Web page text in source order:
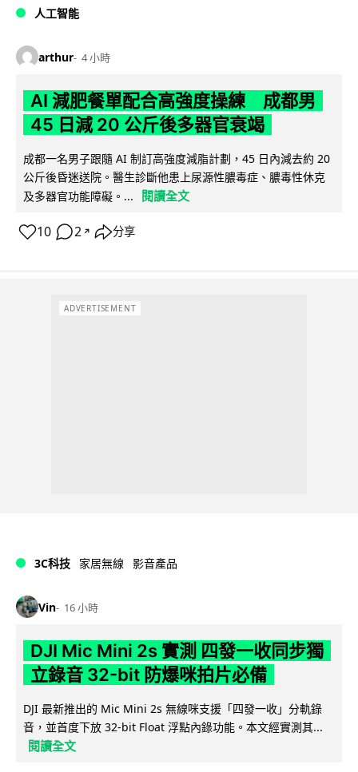
人工智能
arthur 4 小時
AI 減肥餐單配合高強度操練 成都男
45 日減 20 公斤後多器官衰竭
成都一名男子跟隨 AI 制訂高強度減脂計劃，45 日內減去約 20
公斤後昏迷送院。醫生診斷他患上尿源性膿毒症、膿毒性休克
及多器官功能障礙。...
閱讀全文
10 2 ↗ 分享
ADVERTISEMENT
3C科技 家居無線 影音產品
Vin 16 小時
DJI Mic Mini 2s 實測 四發一收同步獨
立錄音 32-bit 防爆咪拍片必備
DJI 最新推出的 Mic Mini 2s 無線咪支援「四發一收」分軌錄
音，並首度下放 32-bit Float 浮點內錄功能。本文經實測其...
閱讀全文